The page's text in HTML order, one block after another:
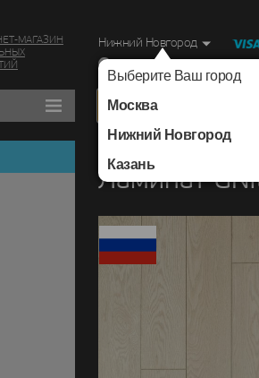
МАГАЗИН
Нижний Новгород
Выберите Ваш город
Москва
Нижний Новгород
Казань
г. Нижний Новгород, Ул.
Ламинат